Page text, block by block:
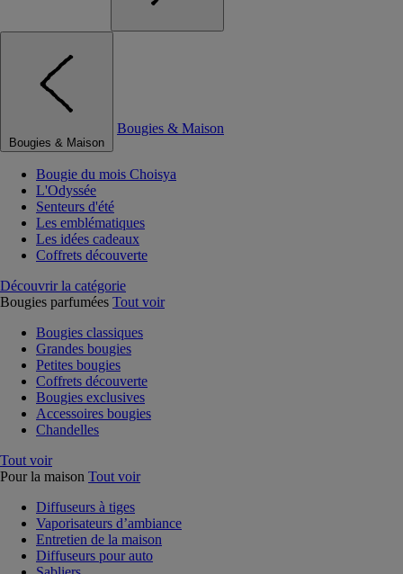
Bougies & Maison
Bougies & Maison
Bougie du mois Choisya
L'Odyssée
Senteurs d'été
Les emblématiques
Les idées cadeaux
Coffrets découverte
Découvrir la catégorie
Bougies parfumées Tout voir
Bougies classiques
Grandes bougies
Petites bougies
Coffrets découverte
Bougies exclusives
Accessoires bougies
Chandelles
Tout voir
Pour la maison Tout voir
Diffuseurs à tiges
Vaporisateurs d’ambiance
Entretien de la maison
Diffuseurs pour auto